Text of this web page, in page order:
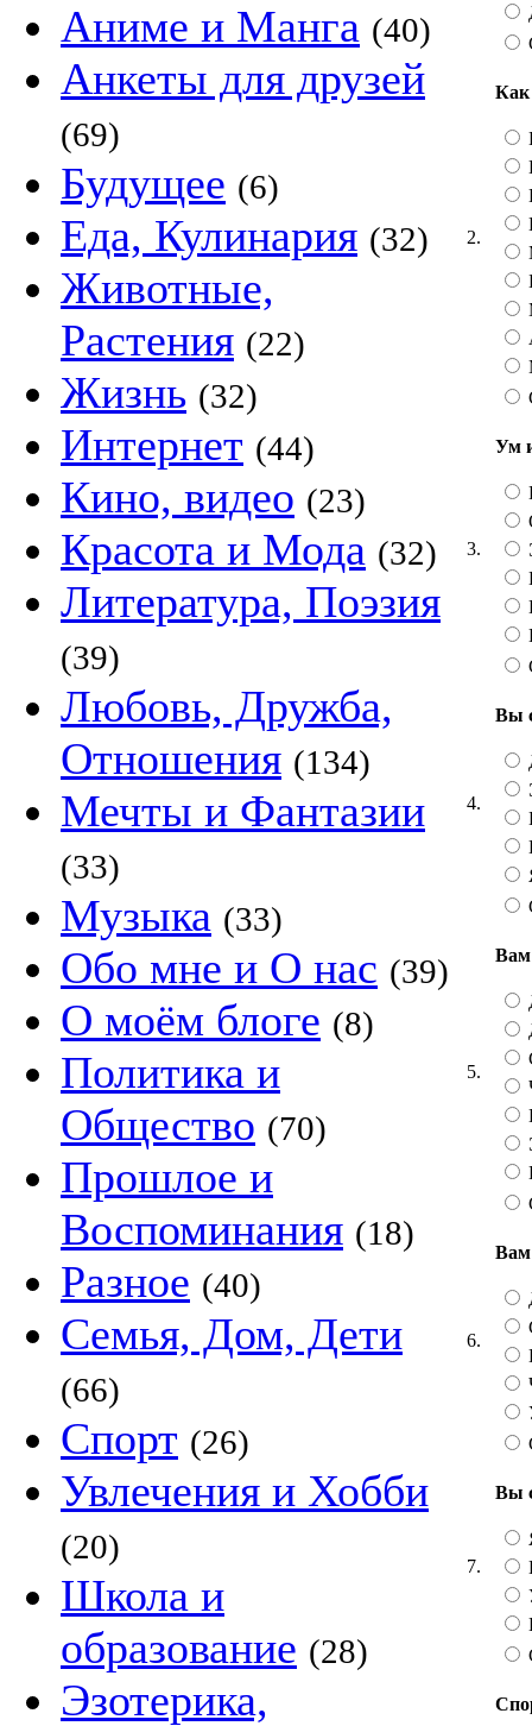
Аниме и Манга (40)
Анкеты для друзей
(69)
Будущее (6)
Еда, Кулинария (32)
Животные,
Растения (22)
Жизнь (32)
Интернет (44)
Кино, видео (23)
Красота и Мода (32)
Литература, Поэзия
(39)
Любовь, Дружба,
Отношения (134)
Мечты и Фантазии
(33)
Музыка (33)
Обо мне и О нас (39)
О моём блоге (8)
Политика и
Общество (70)
Прошлое и
Воспоминания (18)
Разное (40)
Семья, Дом, Дети
(66)
Спорт (26)
Увлечения и Хобби
(20)
Школа и
образование (28)
Эзотерика,
2.
Как
3.
Ум
4.
Вы
5.
Вам
6.
Вам
7.
Вы